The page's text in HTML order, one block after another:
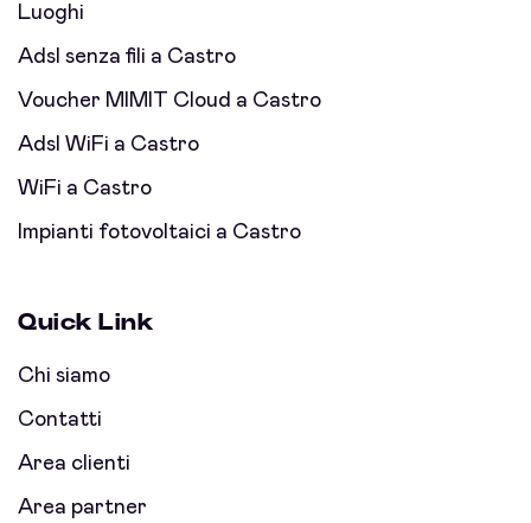
Luoghi
Adsl senza fili a Castro
Voucher MIMIT Cloud a Castro
Adsl WiFi a Castro
WiFi a Castro
Impianti fotovoltaici a Castro
Quick Link
Chi siamo
Contatti
Area clienti
Area partner